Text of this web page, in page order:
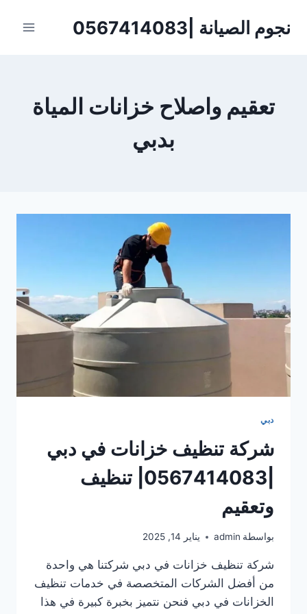
نجوم الصيانة |0567414083
تعقيم واصلاح خزانات المياة
بدبي
دبي
شركة تنظيف خزانات في دبي
|0567414083| تنظيف
وتعقيم
بواسطة admin يناير 14, 2025
شركة تنظيف خزانات في دبي شركتنا هي واحدة
من أفضل الشركات المتخصصة في خدمات تنظيف
الخزانات في دبي فنحن نتميز بخبرة كبيرة في هذا